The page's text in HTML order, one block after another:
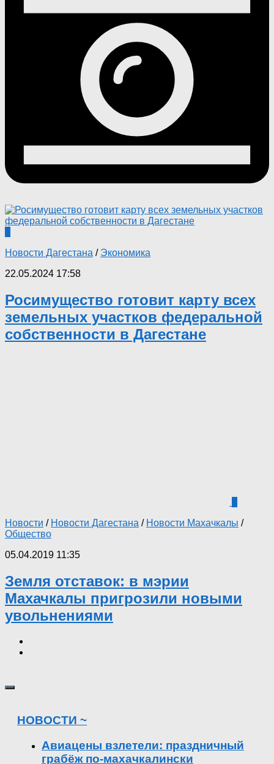
Новости Дагестана / Экономика
22.05.2024 17:58
Росимущество готовит карту всех
земельных участков федеральной
собственности в Дагестане
Новости / Новости Дагестана / Новости Махачкалы /
Общество
05.04.2019 11:35
Земля отставок: в мэрии
Махачкалы пригрозили новыми
увольнениями
НОВОСТИ ~
Авиацены взлетели: праздничный
грабёж по-махачкалински